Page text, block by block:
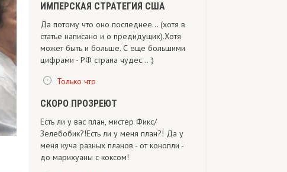
ИМПЕРСКАЯ СТРАТЕГИЯ США
Да потому что оно последнее... (хотя в
статье написано и о предидущих).Хотя
может быть и больше. С еще большими
цифрами - РФ страна чудес... :)
Только что
СКОРО ПРОЗРЕЮТ
Есть ли у вас план, мистер Фикс/
Зелебобик?!Есть ли у меня план?! Да у
меня куча разных планов - от конопли -
до марихуаны с коксом!